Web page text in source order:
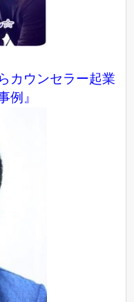
カウンセラー起業
例』